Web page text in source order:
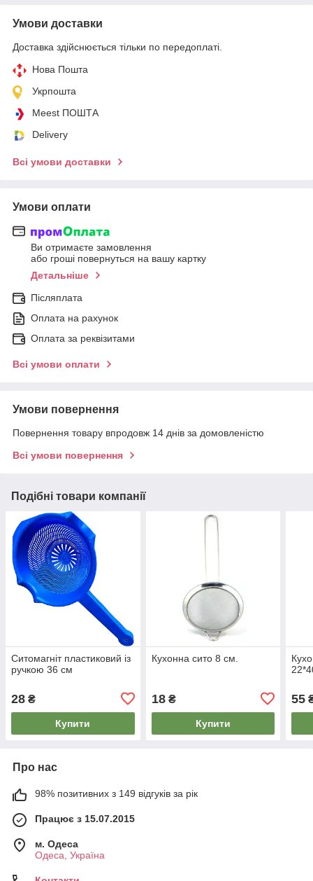
Умови доставки
Доставка здійснюється тільки по передоплаті.
Нова Пошта
Укрпошта
Meest ПОШТА
Delivery
Всі умови доставки
Умови оплати
Ви отримаєте замовлення
або гроші повернуться на вашу картку
Детальніше
Післяплата
Оплата на рахунок
Оплата за реквізитами
Всі умови оплати
Умови повернення
Повернення товару впродовж 14 днів за домовленістю
Всі умови повернення
Подібні товари компанії
Ситомагніт пластиковий із
ручкою 36 см
28 ₴
Купити
Кухонна сито 8 см.
18₴
Купити
55
Про нас
98% позитивних з 149 відгуків за рік
Працює з 15.07.2015
м. Одеса
Одеса, Україна